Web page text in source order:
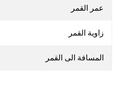
عمر القمر
زاوية القمر
المسافة الى القمر